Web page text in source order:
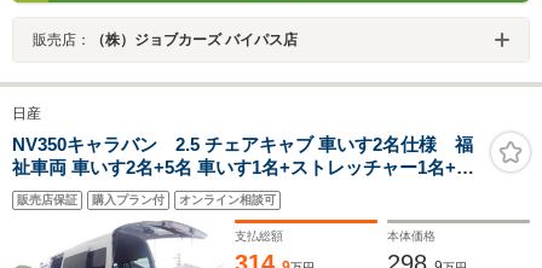
販売店： （株）ジョブカーズ バイパス店
日産
NV350キャラバン 2.5 チェアキャブ 車いす2名仕様 福
祉車両 車いす2名+5名 車いす1名+ストレッチャー1名+5
名 リアリフト 電動固定装置 サイドステップ 手すり リモ
コン ダブルエアコン 衝突軽減装置 全周囲カメラ Mナビ
TV 2列目小窓 電動電格ミラー
販売店保証 購入プラン付 オンライン相談可
支払総額 本体価格